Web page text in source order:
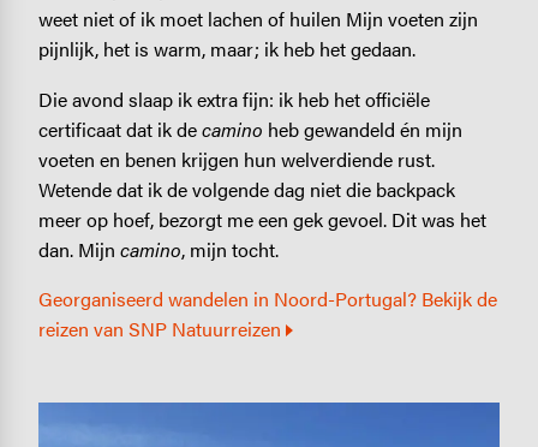
weet niet of ik moet lachen of huilen Mijn voeten zijn
pijnlijk, het is warm, maar; ik heb het gedaan.
Die avond slaap ik extra fijn: ik heb het officiële
certificaat dat ik decamino heb gewandeld én mijn
voeten en benen krijgen hun welverdiende rust.
Wetende dat ik de volgende dag niet die backpack
meer op hoef, bezorgt me een gek gevoel. Dit was het
dan. Mijn camino, mijn tocht.
Georganiseerd wandelen in Noord-Portugal? Bekijk de
reizen van SNP Natuurreizen